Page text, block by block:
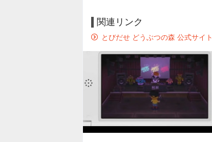
関連リンク
とびだせ どうぶつの森 公式サイト